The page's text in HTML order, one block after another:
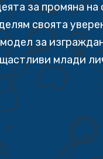
за промяна на
своята
за
млади